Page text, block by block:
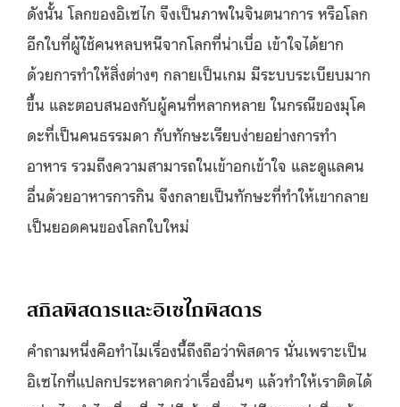
ดังนั้น โลกของอิเซไก จึงเป็นภาพในจินตนาการ หรือโลก
อีกใบที่ผู้ใช้คนหลบหนีจากโลกที่น่าเบื่อ เข้าใจได้ยาก
ด้วยการทำให้สิ่งต่างๆ กลายเป็นเกม มีระบบระเบียบมาก
ขึ้น และตอบสนองกับผู้คนที่หลากหลาย ในกรณีของมุโค
ดะที่เป็นคนธรรมดา กับทักษะเรียบง่ายอย่างการทำ
อาหาร รวมถึงความสามารถในเข้าอกเข้าใจ และดูแลคน
อื่นด้วยอาหารการกิน จึงกลายเป็นทักษะที่ทำให้เขากลาย
เป็นยอดคนของโลกใบใหม่
สกิลพิสดารและอิเซไกพิสดาร
คำถามหนึ่งคือทำไมเรื่องนี้ถึงถือว่าพิสดาร นั่นเพราะเป็น
อิเซไกที่แปลกประหลาดกว่าเรื่องอื่นๆ แล้วทำให้เราติดได้